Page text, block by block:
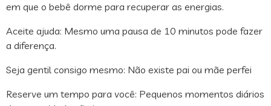
em que o bebê dorme para recuperar as energias.
Aceite ajuda: Mesmo uma pausa de 10 minutos pode fazer
a diferença.
Seja gentil consigo mesmo: Não existe pai ou mãe perfei
Reserve um tempo para você: Pequenos momentos diários